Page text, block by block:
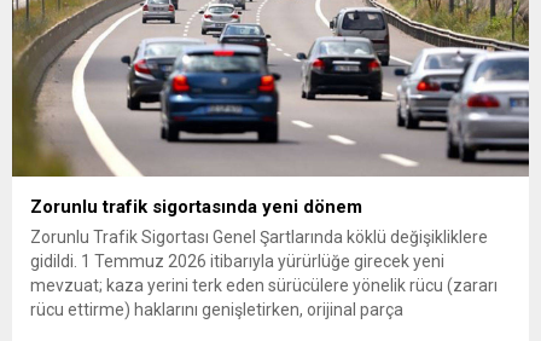
Zorunlu trafik sigortasında yeni dönem
Zorunlu Trafik Sigortası Genel Şartlarında köklü değişikliklere
gidildi. 1 Temmuz 2026 itibarıyla yürürlüğe girecek yeni
mevzuat; kaza yerini terk eden sürücülere yönelik rücu (zararı
rücu ettirme) haklarını genişletirken, orijinal parça